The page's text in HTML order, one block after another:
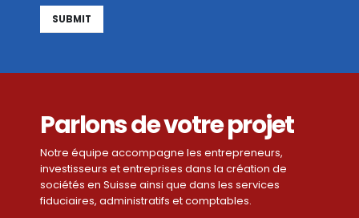
Parlons de votre projet
Notre équipe accompagne les entrepreneurs,
investisseurs et entreprises dans la création de
sociétés en Suisse ainsi que dans les services
fiduciaires, administratifs et comptables.